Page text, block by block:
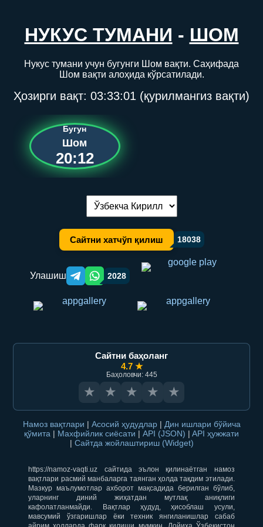
НУКУС ТУМАНИ - ШОМ
Нукус тумани учун бугунги Шом вақти. Саҳифада
Шом вақти алоҳида кўрсатилади.
Ҳозирги вақт: 03:33:01 (қурилмангиз вақти)
Бугун
Шом
20:12
Тилни алмаштириш:
Сайтни хатчўп қилиш 18038
Улашиш Telegram orqali ulashish
WhatsApp orqali ulashish
2028
Сайтни баҳоланг
4.7 ★
Баҳоловчи: 445
★ ★ ★ ★ ★
Намоз вақтлари | Асосий ҳудудлар | Дин ишлари бўйича
қўмита | Махфийлик сиёсати | API (JSON) | API ҳужжати
| Сайтда жойлаштириш (Widget)
https://namoz-vaqti.uz сайтида эълон қилинаётган намоз
вақтлари расмий манбаларга таянган ҳолда тақдим этилади.
Мазкур маълумотлар ахборот мақсадида берилган бўлиб,
уларнинг диний жиҳатдан мутлақ аниқлиги
кафолатланмайди. Вақтлар ҳудуд, ҳисоблаш усули,
мавсумий ўзгаришлар ёки техник янгиланишлар сабаб